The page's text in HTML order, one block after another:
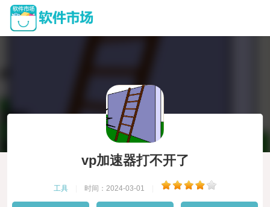
vp加速器打不开了
工具 时间：2024-03-01